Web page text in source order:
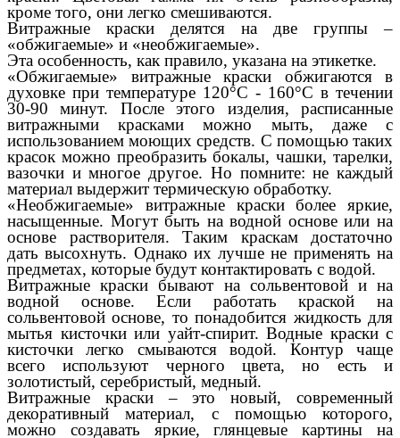
кроме того, они легко смешиваются.
Витражные краски делятся на две группы –
«обжигаемые» и «необжигаемые».
Эта особенность, как правило, указана на этикетке.
«Обжигаемые» витражные краски обжигаются в
духовке при температуре 120°С - 160°C в течении
30-90 минут. После этого изделия, расписанные
витражными красками можно мыть, даже с
использованием моющих средств. С помощью таких
красок можно преобразить бокалы, чашки, тарелки,
вазочки и многое другое. Но помните: не каждый
материал выдержит термическую обработку.
«Необжигаемые» витражные краски более яркие,
насыщенные. Могут быть на водной основе или на
основе растворителя. Таким краскам достаточно
дать высохнуть. Однако их лучше не применять на
предметах, которые будут контактировать с водой.
Витражные краски бывают на сольвентовой и на
водной основе. Если работать краской на
сольвентовой основе, то понадобится жидкость для
мытья кисточки или уайт-спирит. Водные краски с
кисточки легко смываются водой. Контур чаще
всего используют черного цвета, но есть и
золотистый, серебристый, медный.
Витражные краски – это новый, современный
декоративный материал, с помощью которого,
можно создавать яркие, глянцевые картины на